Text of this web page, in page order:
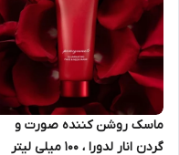
ماسک روشن کننده صورت و
گردن انار لدورا ، 100 میلی لیتر